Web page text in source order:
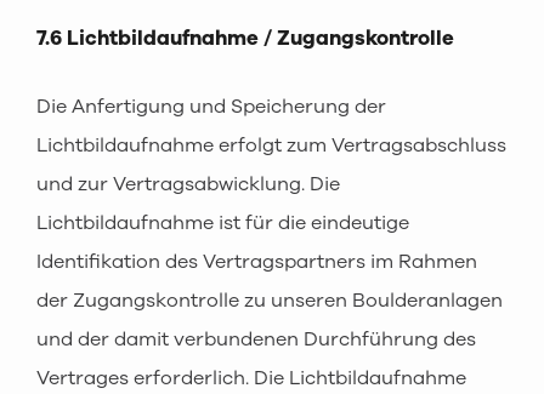
7.6 Lichtbildaufnahme / Zugangskontrolle
Die Anfertigung und Speicherung der
Lichtbildaufnahme erfolgt zum Vertragsabschluss
und zur Vertragsabwicklung. Die
Lichtbildaufnahme ist für die eindeutige
Identifikation des Vertragspartners im Rahmen
der Zugangskontrolle zu unseren Boulderanlagen
und der damit verbundenen Durchführung des
Vertrages erforderlich. Die Lichtbildaufnahme